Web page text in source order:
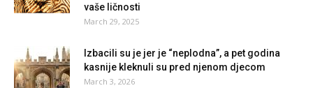
vaše ličnosti
March 29, 2025
Izbacili su je jer je “neplodna”, a pet godina
kasnije kleknuli su pred njenom djecom
March 3, 2026